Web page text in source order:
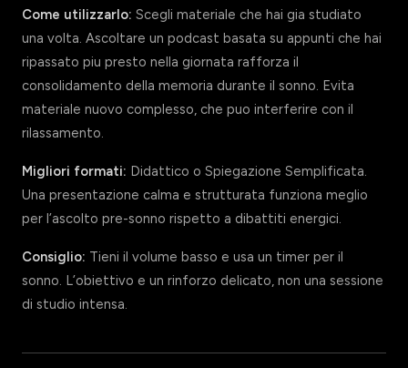
Come utilizzarlo: Scegli materiale che hai gia studiato
una volta. Ascoltare un podcast basata su appunti che hai
ripassato piu presto nella giornata rafforza il
consolidamento della memoria durante il sonno. Evita
materiale nuovo complesso, che puo interferire con il
rilassamento.
Migliori formati: Didattico o Spiegazione Semplificata.
Una presentazione calma e strutturata funziona meglio
per l’ascolto pre-sonno rispetto a dibattiti energici.
Consiglio: Tieni il volume basso e usa un timer per il
sonno. L’obiettivo e un rinforzo delicato, non una sessione
di studio intensa.